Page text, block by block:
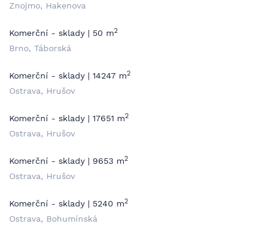
Znojmo, Hakenova
Komerční - sklady | 50 m2
Brno, Táborská
Komerční - sklady | 14247 m2
Ostrava, Hrušov
Komerční - sklady | 17651 m2
Ostrava, Hrušov
Komerční - sklady | 9653 m2
Ostrava, Hrušov
Komerční - sklady | 5240 m2
Ostrava, Bohumínská